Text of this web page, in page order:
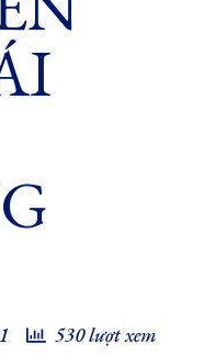
530 lượt xem